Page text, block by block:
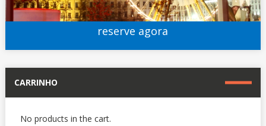
reserve agora
CARRINHO
No products in the cart.